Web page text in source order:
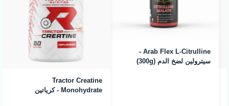
Arab Flex L-Citrulline -
سيترولين لضخ الدم (300g)
Tractor Creatine
Monohydrate - كرياتين